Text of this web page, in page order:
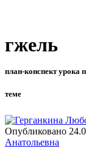
гжель
план-конспект урока
теме
Опубликовано
Анатольевна